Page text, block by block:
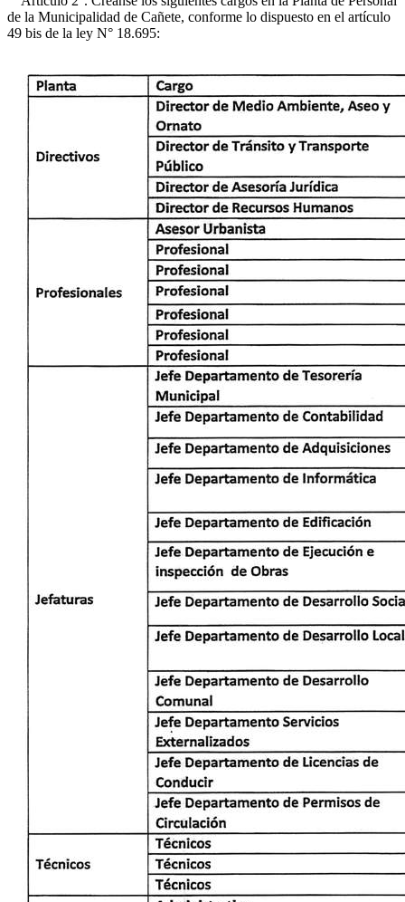
de la Municipalidad de Cañete, conforme lo dispuesto en el artículo
49 bis de la ley N° 18.695: